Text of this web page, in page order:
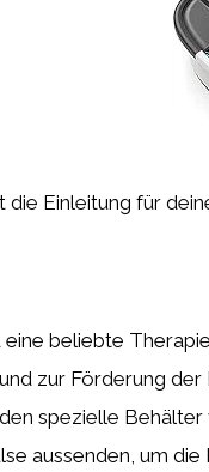
die Einleitung für
beliebte
zur Förderung
spezielle
aussenden, um